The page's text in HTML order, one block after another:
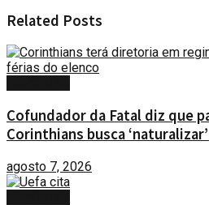
Related Posts
Cofundador da Fatal diz que
Corinthians busca
agosto 7, 2026